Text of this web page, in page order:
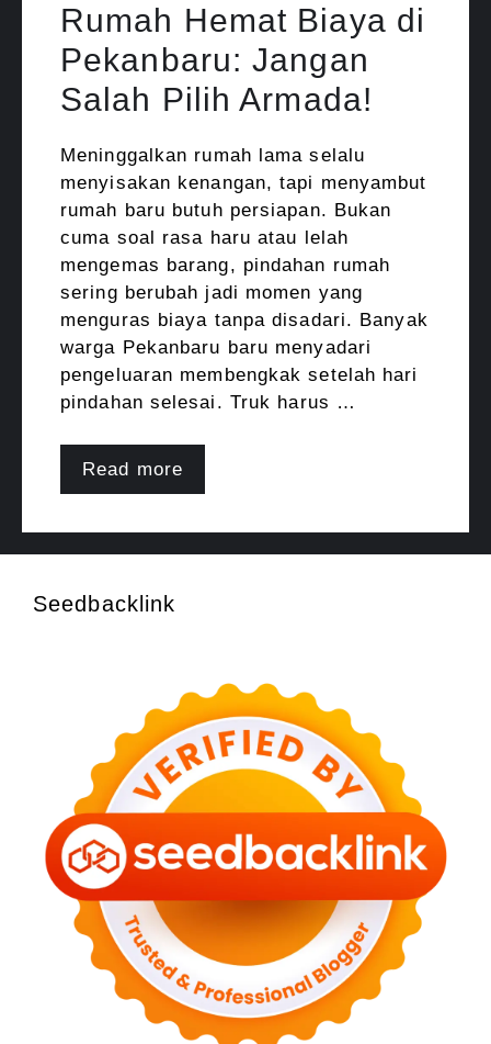
Rumah Hemat Biaya di
Pekanbaru: Jangan
Salah Pilih Armada!
Meninggalkan rumah lama selalu
menyisakan kenangan, tapi menyambut
rumah baru butuh persiapan. Bukan
cuma soal rasa haru atau lelah
mengemas barang, pindahan rumah
sering berubah jadi momen yang
menguras biaya tanpa disadari. Banyak
warga Pekanbaru baru menyadari
pengeluaran membengkak setelah hari
pindahan selesai. Truk harus …
Read more
Seedbacklink